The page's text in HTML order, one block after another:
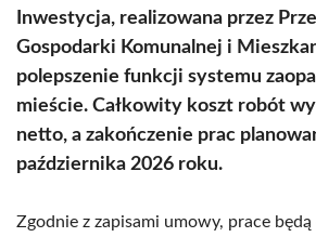
Inwestycja, realizowana przez
Gospodarki Komunalnej i
polepszenie funkcji systemu
mieście. Całkowity koszt robót
netto, a zakończenie prac
października 2026 roku.
Zgodnie z zapisami umowy, prace